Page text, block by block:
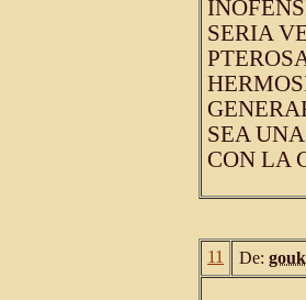
SERIA
SEA
CON LA
11 De: